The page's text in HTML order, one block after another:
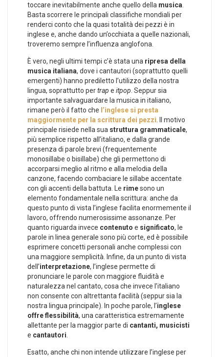
toccare inevitabilmente anche quello della musica.
Basta scorrere le principali classifiche mondiali per
renderci conto che la quasi totalità dei pezzi è in
inglese e, anche dando un’occhiata a quelle nazionali,
troveremo sempre l’influenza anglofona.
È vero, negli ultimi tempi c’è stata una ripresa della
musica italiana, dove i cantautori (soprattutto quelli
emergenti) hanno prediletto l’utilizzo della nostra
lingua, soprattutto pertrap e itpop. Seppur sia
importante salvaguardare la musica in italiano,
rimane però il fatto che l’inglese si presta
maggiormente per la scrittura dei pezzi. Il motivo
principale risiede nella sua struttura grammaticale,
più semplice rispetto all’italiano, e dalla grande
presenza di parole brevi (frequentemente
monosillabe o bisillabe) che gli permettono di
accorparsi meglio al ritmo e alla melodia della
canzone, facendo combaciare le sillabe accentate
con gli accenti della battuta. Le rimesono un
elemento fondamentale nella scrittura: anche da
questo punto di vista l’inglese facilita enormemente il
lavoro, offrendo numerosissime assonanze. Per
quanto riguarda invece contenuto e significato, le
parole in linea generale sono più corte, ed è possibile
esprimere concetti personali anche complessi con
una maggiore semplicità. Infine, da un punto di vista
dell’interpretazione, l’inglese permette di
pronunciare le parole con maggiore fluidità e
naturalezza nel cantato, cosa che invece l’italiano
non consente con altrettanta facilità (seppur sia la
nostra lingua principale). In poche parole, l’inglese
offre flessibilità, una caratteristica estremamente
allettante per la maggior parte di cantanti, musicisti
e cantautori.
Esatto, anche chi non intende utilizzare l’inglese per